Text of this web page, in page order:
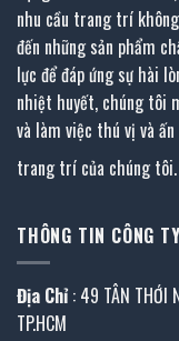
nhu cầu trang trí
đến những sản phẩm
lực để đáp ứng sự hài
nhiệt huyết, chúng tôi
và làm việc thú vị và
trang trí của chúng tôi.
THÔNG TIN CÔNG TY
Địa Chỉ : 49 TÂN THỚI
TP.HCM